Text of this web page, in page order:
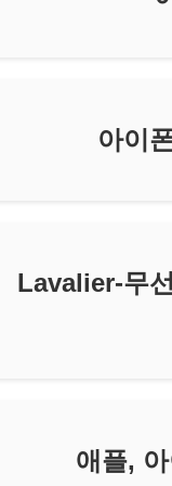
아이
Lavalier-무
애플,